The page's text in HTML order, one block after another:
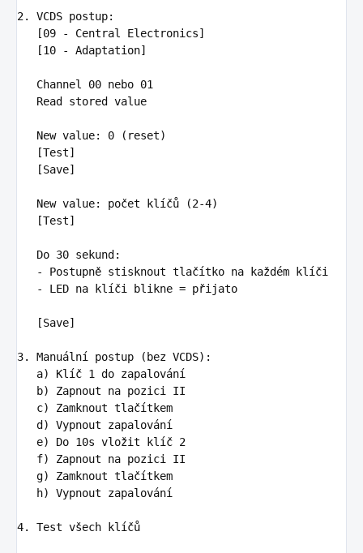
2. VCDS postup:
[09 - Central Electronics]
   [10 - Adaptation]
   Channel 00 nebo 01
   Read stored value
   New value
:
0 (reset)
[Test]
   [Save]
   New value
:
počet klíčů (2-4)
[Test]
   Do 30 sekund
:
-
Postupně stisknout tlačítko na každém klíči
-
LED na klíči blikne = přijato
[Save]
3. Manuální postup (bez VCDS) :
   a) Klíč 1 do zapalování
   b) Zapnout na pozici II
   c) Zamknout tlačítkem
   d) Vypnout zapalování
   e) Do 10s vložit klíč 2
   f) Zapnout na pozici II
   g) Zamknout tlačítkem
   h) Vypnout zapalování